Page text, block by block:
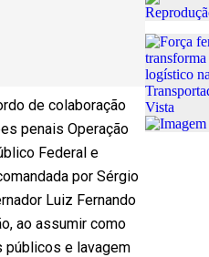
de colaboração
penais Operação
Federal e
por Sérgio
Luiz Fernando
ao assumir como
públicos e lavagem